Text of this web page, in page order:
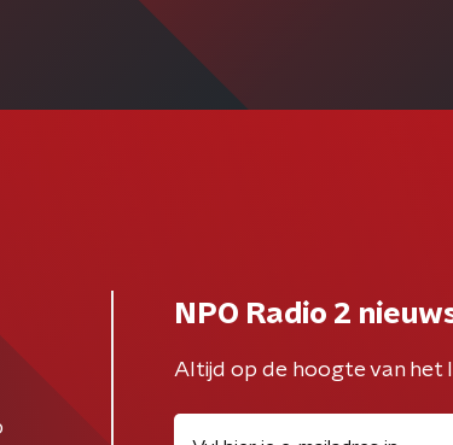
NPO Radio 2
Altijd op de hoogte van het